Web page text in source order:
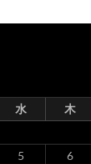
水 木
5 6